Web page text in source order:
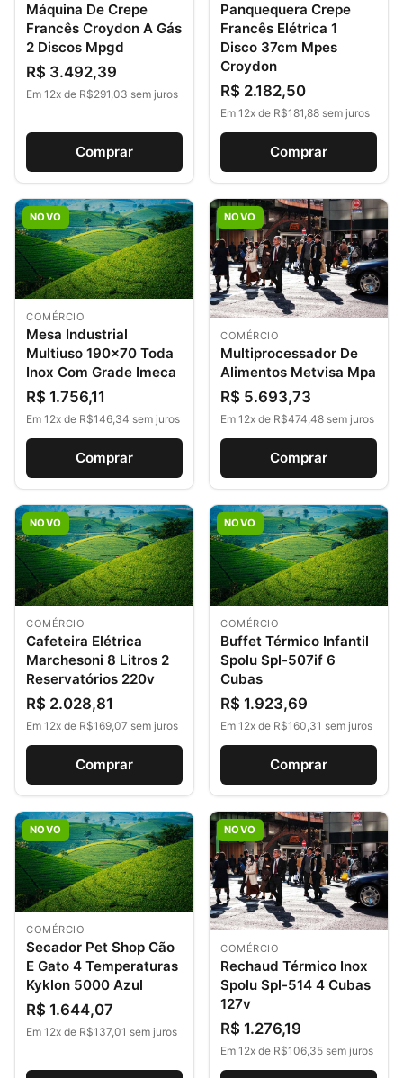
Máquina De Crepe
Francês Croydon A Gás
2 Discos Mpgd
R$ 3.492,39
Em 12x de R$291,03 sem juros
Comprar
Panquequera Crepe
Francês Elétrica 1
Disco 37cm Mpes
Croydon
R$ 2.182,50
Em 12x de R$181,88 sem juros
Comprar
NOVO
COMÉRCIO
Mesa Industrial
Multiuso 190×70 Toda
Inox Com Grade Imeca
R$ 1.756,11
Em 12x de R$146,34 sem juros
Comprar
NOVO
COMÉRCIO
Multiprocessador De
Alimentos Metvisa Mpa
R$ 5.693,73
Em 12x de R$474,48 sem juros
Comprar
NOVO
COMÉRCIO
Cafeteira Elétrica
Marchesoni 8 Litros 2
Reservatórios 220v
R$ 2.028,81
Em 12x de R$169,07 sem juros
Comprar
NOVO
COMÉRCIO
Buffet Térmico Infantil
Spolu Spl-507if 6
Cubas
R$ 1.923,69
Em 12x de R$160,31 sem juros
Comprar
NOVO
COMÉRCIO
Secador Pet Shop Cão
E Gato 4 Temperaturas
Kyklon 5000 Azul
R$ 1.644,07
Em 12x de R$137,01 sem juros
NOVO
COMÉRCIO
Rechaud Térmico Inox
Spolu Spl-514 4 Cubas
127v
R$ 1.276,19
Em 12x de R$106,35 sem juros